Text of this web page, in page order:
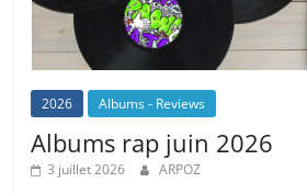
2026 Albums - Reviews
Albums rap juin 2026
3 juillet 2026 ARPOZ